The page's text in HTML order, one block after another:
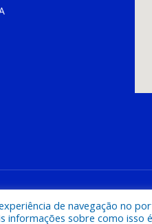
de navegação no
sobre como isso